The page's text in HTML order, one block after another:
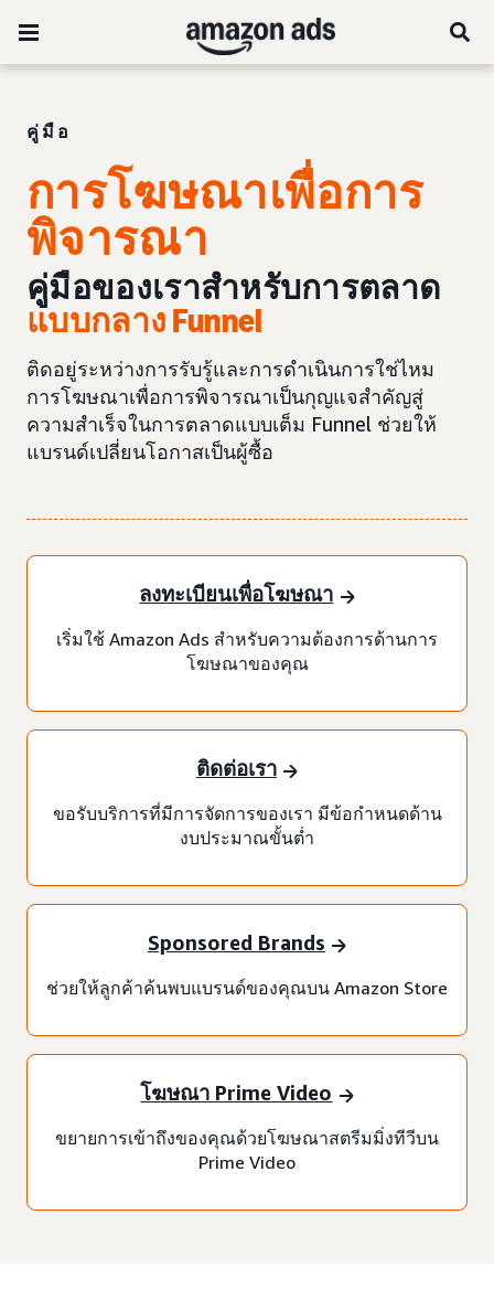
คู่มือ
การโฆษณาเพื่อการ
พิจารณา
คู่มือของเราสำหรับการตลาด
แบบกลาง Funnel
ติดอยู่ระหว่างการรับรู้และการดำเนินการใช่ไหม
การโฆษณาเพื่อการพิจารณาเป็นกุญแจสำคัญสู่
ความสำเร็จในการตลาดแบบเต็ม Funnel ช่วยให้
แบรนด์เปลี่ยนโอกาสเป็นผู้ซื้อ
ลงทะเบียนเพื่อโฆษณา
เริ่มใช้ Amazon Ads สำหรับความต้องการด้านการ
โฆษณาของคุณ
ติดต่อเรา
ขอรับบริการที่มีการจัดการของเรา มีข้อกำหนดด้าน
งบประมาณขั้นต่ำ
Sponsored Brands
ช่วยให้ลูกค้าค้นพบแบรนด์ของคุณบน Amazon Store
โฆษณา Prime Video
ขยายการเข้าถึงของคุณด้วยโฆษณาสตรีมมิ่งทีวีบน
Prime Video